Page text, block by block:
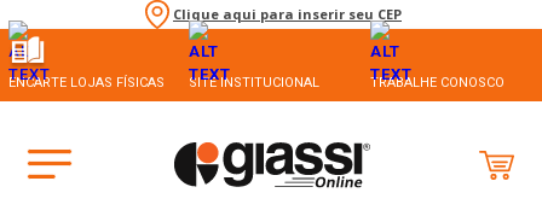
Clique aqui para inserir seu CEP
ENCARTE LOJAS FÍSICAS SITE INSTITUCIONAL TRABALHE CONOSCO